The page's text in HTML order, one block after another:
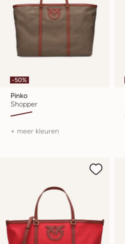
-50%
Pinko
Shopper
+ meer kleuren